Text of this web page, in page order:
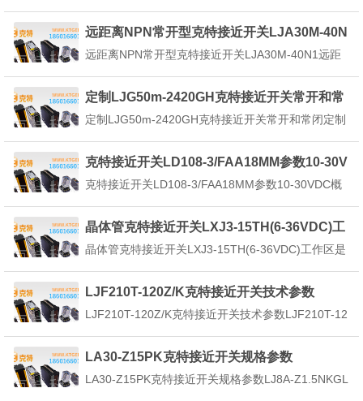
物体的一种低成本方式，当金属物体移向或移出克特
接近开关时，信号会自动变化，从而达到检测的目
的。当金属检测...
远距离NPN常开型克特接近开关LJA30M-40N
1
远距离NPN常开型克特接近开关LJA30M-40N1远距
质：不锈钢输出方式：NPN感应距离：40mm直径：
30mm空载电流：≤10mA重复精度：0.1开关频率：1
00HZ加电延迟：40防护...
定制LJG50m-2420GH克特接近开关常开和常
闭
定制LJG50m-2420GH克特接近开关常开和常闭定制
C提产品抗干扰性能内置电源反接保护电路（内置浪
涌保护电路内置过流保护电路）寿命长，可靠性，经
济且操作简单通过红色LED灯可确认...
克特接近开关LD108-3/FAA18MM参数10-30V
DC
克特接近开关LD108-3/FAA18MM参数10-30VDC概
电子开关量传感器。当金属检测体克特接近开关的感
应区域，开关就能无接触，无压力、无火花、迅速发
出电气指令，准确反应出运动机构的位置...
晶体管克特接近开关LXJ3-15TH(6-36VDC)工
作区是什么
晶体管克特接近开关LXJ3-15TH(6-36VDC)工作区是
们起来迅速认识了解它吧！应用范围：晶体管克特接
近开关的作用是在接近金属体时就动作、它在机床及
其它设备中作无接触、无压...
LJF210T-120Z/K克特接近开关技术参数
LJF210T-120Z/K克特接近开关技术参数LJF210T-12
接保护电路。适用范围：它广泛地应用于机床、冶
金、化工、轻纺和印刷等行业。在自动控制系统中可
作为限位、计数、定位控制和自动保...
LA30-Z15PK克特接近开关规格参数
LA30-Z15PK克特接近开关规格参数LJ8A-Z1.5NKGL